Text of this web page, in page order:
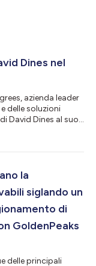
Dines nel
azienda leader
delle soluzioni
David Dines al suo
dei
azienda...
la
siglando un
di
GoldenPeaks
delle principali